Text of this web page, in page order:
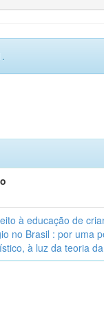
à educação de
no Brasil : por uma
à luz da teoria